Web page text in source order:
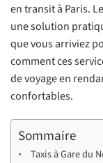
en transit à Paris.
une solution
que vous arriviez
comment ces
de voyage en
confortables.
Sommaire
Taxis à Gare du